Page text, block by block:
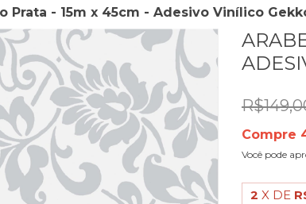
Prata - 15m x 45cm - Adesivo Vinílico
Compre
Você pode
2 X DE